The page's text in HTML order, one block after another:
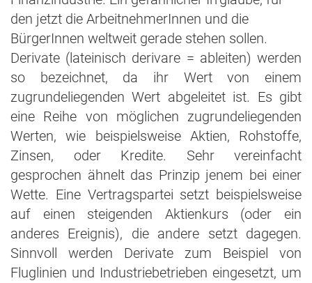
den jetzt die ArbeitnehmerInnen und die
BürgerInnen weltweit gerade stehen sollen.
Derivate (lateinisch derivare = ableiten) werden
so bezeichnet, da ihr Wert von einem
zugrundeliegenden Wert abgeleitet ist. Es gibt
eine Reihe von möglichen zugrundeliegenden
Werten, wie beispielsweise Aktien, Rohstoffe,
Zinsen, oder Kredite. Sehr vereinfacht
gesprochen ähnelt das Prinzip jenem bei einer
Wette. Eine Vertragspartei setzt beispielsweise
auf einen steigenden Aktienkurs (oder ein
anderes Ereignis), die andere setzt dagegen.
Sinnvoll werden Derivate zum Beispiel von
Fluglinien und Industriebetrieben eingesetzt, um